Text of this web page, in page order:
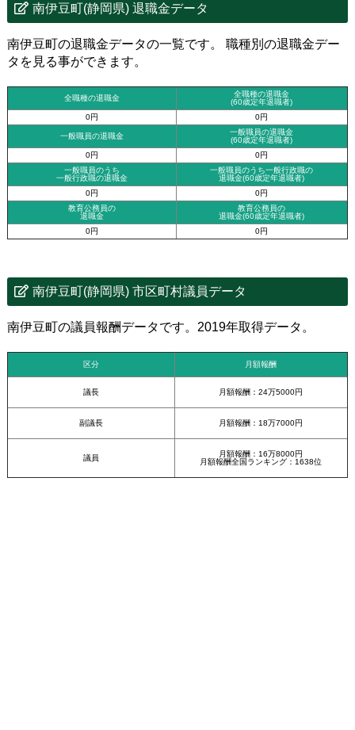
南伊豆町(静岡県) 退職金データ
南伊豆町の退職金データの一覧です。 職種別の退職金デー
タを見る事ができます。
全職種の退職金
全職種の退職金
(60歳定年退職者)
0円
0円
一般職員の退職金
一般職員の退職金
(60歳定年退職者)
0円
0円
一般職員のうち
一般行政職の退職金
一般職員のうち一般行政職の
退職金(60歳定年退職者)
0円
0円
教育公務員の
退職金
教育公務員の
退職金(60歳定年退職者)
0円
0円
南伊豆町(静岡県) 市区町村議員データ
南伊豆町の議員報酬データです。2019年取得データ。
区分 月額報酬
議長 月額報酬：24万5000円
副議長 月額報酬：18万7000円
議員
月額報酬：16万8000円
月額報酬全国ランキング：1638位